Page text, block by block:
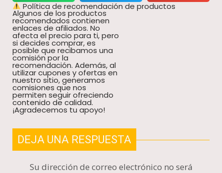
Política de recomendación de productos
Algunos de los productos
recomendados contienen
enlaces de afiliados. No
afecta el precio para ti, pero
si decides comprar, es
posible que recibamos una
comisión por la
recomendación. Además, al
utilizar cupones y ofertas en
nuestro sitio, generamos
comisiones que nos
permiten seguir ofreciendo
contenido de calidad.
¡Agradecemos tu apoyo!
DEJA UNA RESPUESTA
Su dirección de correo electrónico no será